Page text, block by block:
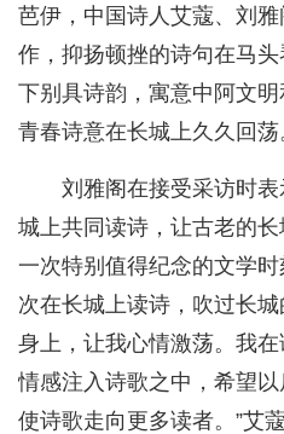
芭伊，中国诗人艾蔻、刘
作，抑扬顿挫的诗句在马
下别具诗韵，寓意中阿文
青春诗意在长城上久久回荡
刘雅阁在接受采访时
城上共同读诗，让古老的
一次特别值得纪念的文学
次在长城上读诗，吹过长
身上，让我心情激荡。我
情感注入诗歌之中，希望以
使诗歌走向更多读者。”艾